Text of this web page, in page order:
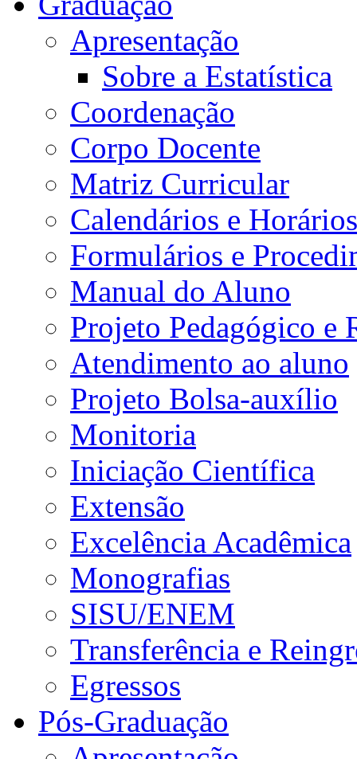
Apresentação
Sobre a Estatística
Coordenação
Corpo Docente
Matriz Curricular
Calendários e Horários
Formulários e
Manual do Aluno
Projeto Pedagógico e
Atendimento ao aluno
Projeto Bolsa-auxílio
Monitoria
Iniciação Científica
Extensão
Excelência Acadêmica
Monografias
SISU/ENEM
Transferência e
Egressos
Pós-Graduação